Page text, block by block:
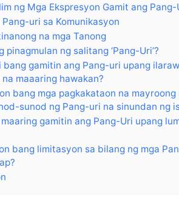
ng Mga Ekspresyon Gamit ang Pang-
Pang-uri sa Komunikasyon
na mga Tanong
pinagmulan ng salitang ‘Pang-Uri’?
bang gamitin ang Pang-uri upang
maaaring hawakan?
bang mga pagkakataon na
sunod ng Pang-uri na sinundan ng
maaring gamitin ang Pang-Uri upang
bang limitasyon sa bilang ng mga